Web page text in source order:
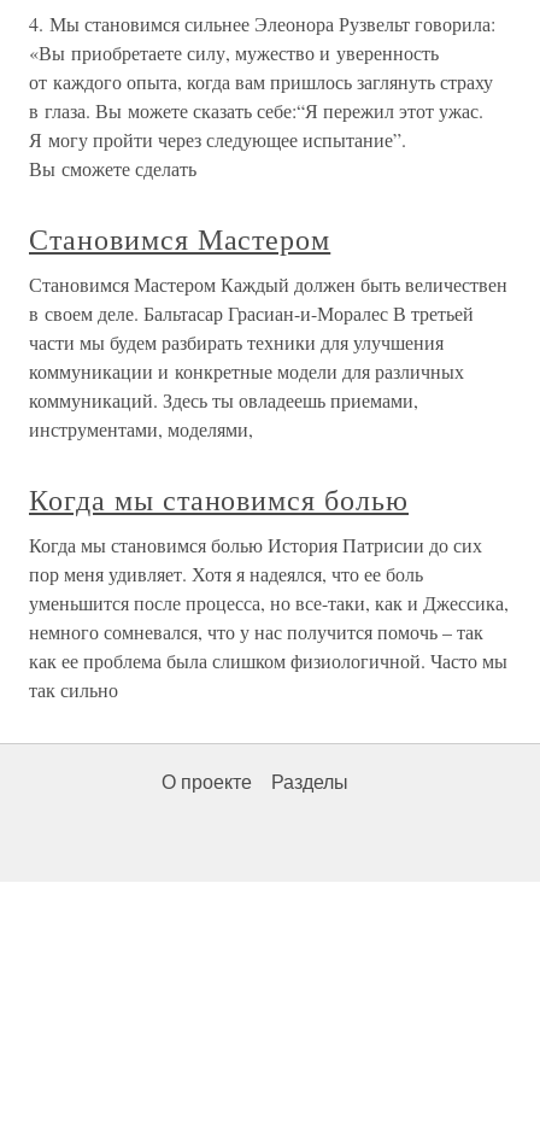
4. Мы становимся сильнее Элеонора Рузвельт говорила:
«Вы приобретаете силу, мужество и уверенность
от каждого опыта, когда вам пришлось заглянуть страху
в глаза. Вы можете сказать себе:“Я пережил этот ужас.
Я могу пройти через следующее испытание”.
Вы сможете сделать
Становимся Мастером
Становимся Мастером Каждый должен быть величествен
в своем деле. Бальтасар Грасиан-и-Моралес В третьей
части мы будем разбирать техники для улучшения
коммуникации и конкретные модели для различных
коммуникаций. Здесь ты овладеешь приемами,
инструментами, моделями,
Когда мы становимся болью
Когда мы становимся болью История Патрисии до сих
пор меня удивляет. Хотя я надеялся, что ее боль
уменьшится после процесса, но все-таки, как и Джессика,
немного сомневался, что у нас получится помочь – так
как ее проблема была слишком физиологичной. Часто мы
так сильно
О проекте Разделы